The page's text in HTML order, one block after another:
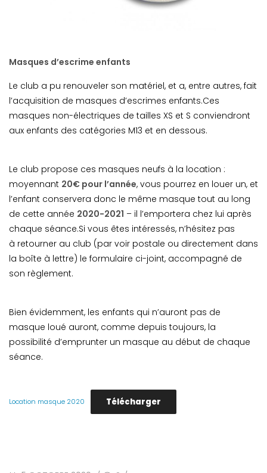
Masques d’escrime enfants
Le club a pu renouveler son matériel, et a, entre autres, fait
l’acquisition de masques d’escrimes enfants.Ces
masques non-électriques de tailles XS et S conviendront
aux enfants des catégories M13 et en dessous.
Le club propose ces masques neufs à la location :
moyennant 20€ pour l’année, vous pourrez en louer un, et
l’enfant conservera donc le même masque tout au long
de cette année 2020-2021 – il l’emportera chez lui après
chaque séance.Si vous êtes intéressés, n’hésitez pas
à retourner au club (par voir postale ou directement dans
la boîte à lettre) le formulaire ci-joint, accompagné de
son règlement.
Bien évidemment, les enfants qui n’auront pas de
masque loué auront, comme depuis toujours, la
possibilité d’emprunter un masque au début de chaque
séance.
Location masque 2020 Télécharger